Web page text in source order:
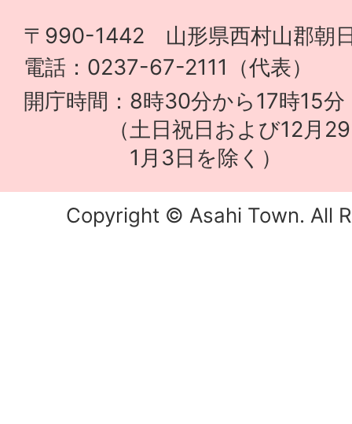
〒990-1442 山形県西村山郡朝
電話：0237-67-2111（代表）
開庁時間：8時30分から17時15分
（土日祝日および12月29
1月3日を除く）
Copyright © Asahi Town. All